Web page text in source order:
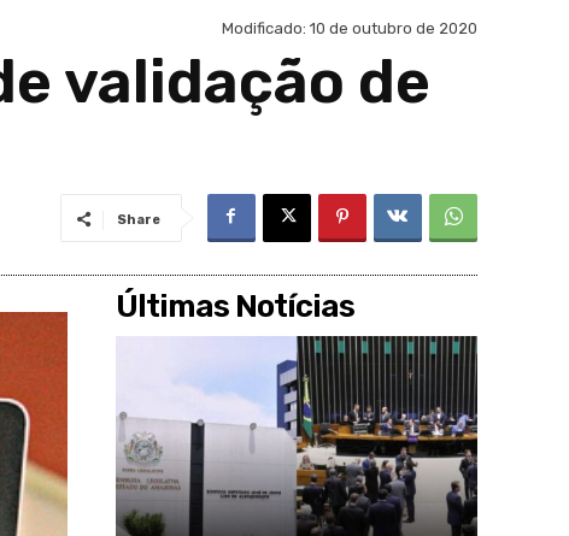
Modificado: 10 de outubro de 2020
validação de
Share
Últimas Notícias